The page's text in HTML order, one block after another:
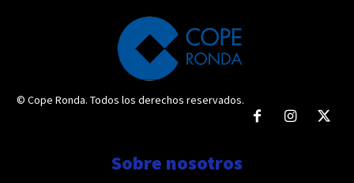
© Cope Ronda. Todos los derechos reservados.
Sobre nosotros